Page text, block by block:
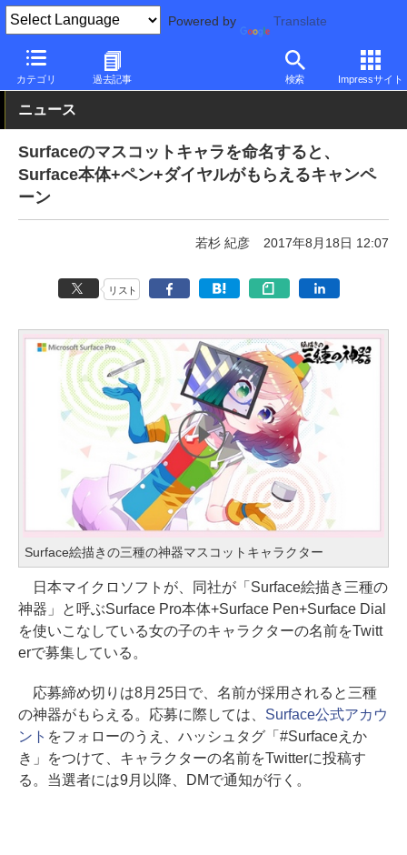
Powered by Translate
カテゴリ 過去記事 検索 Impressサイト
PC Watch パソコン/タブレット/スマートフォン Surface
ニュース
Surfaceのマスコットキャラを命名すると、
Surface本体+ペン+ダイヤルがもらえるキャンペ
ーン
若杉 紀彦 2017年8月18日 12:07
リスト
Surface絵描きの三種の神器マスコットキャラクター
日本マイクロソフトが、同社が「Surface絵描き三種の
神器」と呼ぶSurface Pro本体+Surface Pen+Surface Dial
を使いこなしている女の子のキャラクターの名前をTwitt
erで募集している。
応募締め切りは8月25日で、名前が採用されると三種
の神器がもらえる。応募に際しては、 Surface公式アカウ
ント をフォローのうえ、ハッシュタグ「#Surfaceえか
き」をつけて、キャラクターの名前をTwitterに投稿す
る。当選者には9月以降、DMで通知が行く。